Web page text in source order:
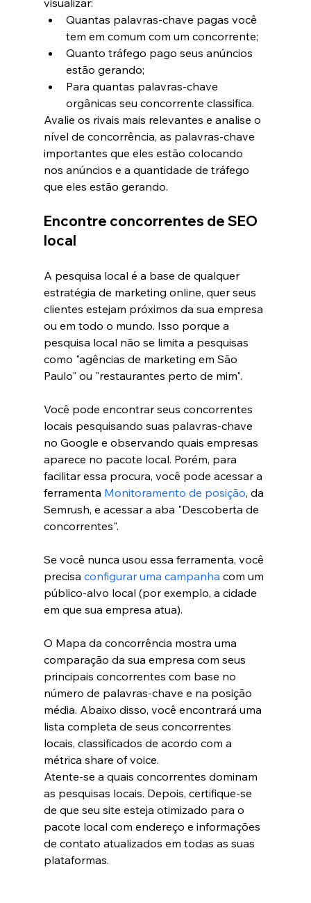
visualizar:
Quantas palavras-chave pagas você
tem em comum com um concorrente;
Quanto tráfego pago seus anúncios
estão gerando;
Para quantas palavras-chave
orgânicas seu concorrente classifica.
Avalie os rivais mais relevantes e analise o
nível de concorrência, as palavras-chave
importantes que eles estão colocando
nos anúncios e a quantidade de tráfego
que eles estão gerando.
Encontre concorrentes de SEO
local
A pesquisa local é a base de qualquer
estratégia de marketing online, quer seus
clientes estejam próximos da sua empresa
ou em todo o mundo. Isso porque a
pesquisa local não se limita a pesquisas
como "agências de marketing em São
Paulo" ou "restaurantes perto de mim".
Você pode encontrar seus concorrentes
locais pesquisando suas palavras-chave
no Google e observando quais empresas
aparece no pacote local. Porém, para
facilitar essa procura, você pode acessar a
ferramenta Monitoramento de posição, da
Semrush, e acessar a aba "Descoberta de
concorrentes".
Se você nunca usou essa ferramenta, você
precisa configurar uma campanha com um
público-alvo local (por exemplo, a cidade
em que sua empresa atua).
O Mapa da concorrência mostra uma
comparação da sua empresa com seus
principais concorrentes com base no
número de palavras-chave e na posição
média. Abaixo disso, você encontrará uma
lista completa de seus concorrentes
locais, classificados de acordo com a
métrica share of voice.
Atente-se a quais concorrentes dominam
as pesquisas locais. Depois, certifique-se
de que seu site esteja otimizado para o
pacote local com endereço e informações
de contato atualizados em todas as suas
plataformas.